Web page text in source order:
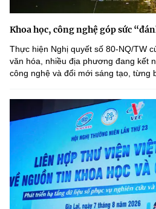
Khoa học, công nghệ góp sức
Thực hiện Nghị quyết số 80-NQ/TW
văn hóa, nhiều địa phương đang kết
công nghệ và đổi mới sáng tạo, từng